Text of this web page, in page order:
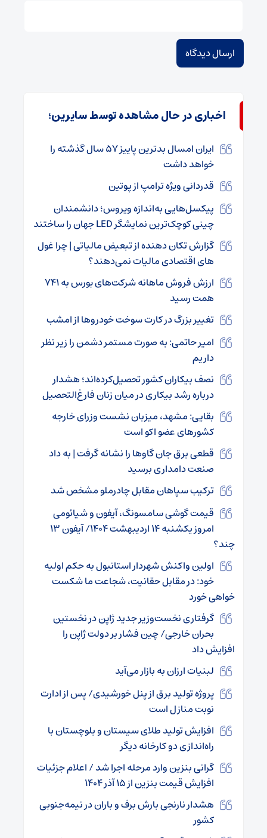
اخباری در حال مشاهده توسط سایرین؛
ایران امسال بدترین پاییز ۵۷ سال گذشته را
خواهد داشت
قدردانی ویژه ترامپ از پوتین
پیکسل‌هایی به‌اندازه ویروس؛ دانشمندان
چینی کوچک‌ترین نمایشگر LED جهان را ساختند
گزارش تکان‌ دهنده از تبعیض مالیاتی | چرا غول‌
های اقتصادی مالیات نمی‌دهند؟
ارزش فروش ماهانه شرکت‌های بورس به ۷۴۱
همت رسید
تغییر بزرگ در کارت سوخت خودروها از امشب
امیر حاتمی: به صورت مستمر دشمن را زیر نظر
داریم
نصف بیکاران کشور تحصیل‌کرده‌اند؛ هشدار
درباره رشد بیکاری در میان زنان فارغ‌التحصیل
بقایی: مشهد، میزبان نشست وزرای خارجه
کشورهای عضو اکو است
قطعی برق جان گاوها را نشانه گرفت | به داد
صنعت دامداری برسید
ترکیب سپاهان مقابل چادرملو مشخص شد
قیمت گوشی سامسونگ، آیفون و شیائومی
امروز یکشنبه ۱۴ اردیبهشت ۱۴۰۴/ آیفون ۱۳
چند؟
اولین واکنش شهردار استانبول به حکم اولیه
خود: در مقابل حقانیت، شجاعت ما شکست
خواهی خورد
گرفتاری نخست‌وزیر جدید ژاپن در نخستین
بحران خارجی/ چین فشار بر دولت ژاپن را
افزایش داد
لبنیات ارزان به بازار می‌آید
پروژه‌ تولید برق از پنل خورشیدی/ پس از ادارت
نوبت منازل است
افزایش تولید طلای سیستان و بلوچستان با
راه‌اندازی دو کارخانه دیگر
گرانی بنزین وارد مرحله اجرا شد / اعلام جزئیات
افزایش قیمت بنزین از ۱۵ آذر ۱۴۰۴
هشدار نارنجی بارش برف و باران در نیمه‌جنوبی
کشور